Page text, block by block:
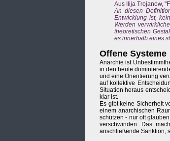
Aus Ilija Trojanow,
An diesen
Entwicklung ist,
Werden
theoretischen
es innerhalb eines
Offene Systeme
Anarchie ist
in den heute
und eine Orientierung
auf kollektive
Situation heraus
klar ist.
Es gibt keine Sicherheit
einem anarchischen
schützen - nur oft
verschwinden. Das
anschließende Sanktion,